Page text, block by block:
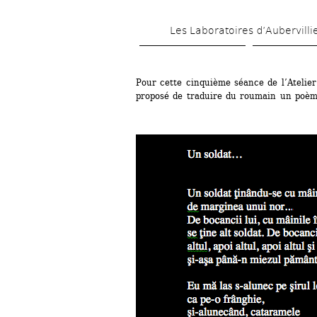
Les Laboratoires
Pour cette cinquième séance de
proposé de traduire du roumain un